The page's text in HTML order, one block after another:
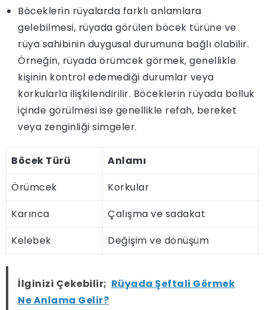
Böceklerin rüyalarda farklı anlamlara
gelebilmesi, rüyada görülen böcek türüne ve
rüya sahibinin duygusal durumuna bağlı olabilir.
Örneğin, rüyada örümcek görmek, genellikle
kişinin kontrol edemediği durumlar veya
korkularla ilişkilendirilir. Böceklerin rüyada bolluk
içinde görülmesi ise genellikle refah, bereket
veya zenginliği simgeler.
Böcek Türü
Anlamı
Örümcek
Korkular
Karınca
Çalışma ve sadakat
Kelebek
Değişim ve dönüşüm
İlginizi Çekebilir; Rüyada Şeftali Görmek
Ne Anlama Gelir?